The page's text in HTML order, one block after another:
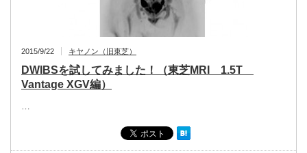
2015/9/22 キヤノン（旧東芝）
DWIBSを試してみました！（東芝MRI 1.5T
Vantage XGV編）
…